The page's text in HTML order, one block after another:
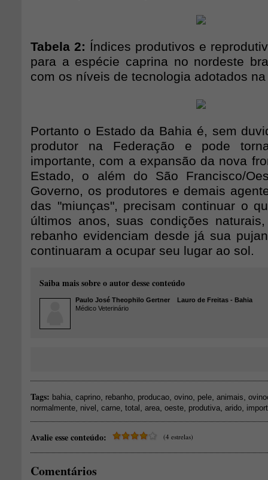
Tabela 2: Índices produtivos e
para a espécie caprina no nordeste
com os níveis de tecnologia adotados
Portanto o Estado da Bahia é, sem
produtor na Federação e pode
importante, com a expansão da nova
Estado, o além do São Francisco/
Governo, os produtores e demais
das "miunças", precisam continuar o
últimos anos, suas condições
rebanho evidenciam desde já sua
continuaram a ocupar seu lugar ao sol.
Saiba mais sobre o autor desse conteúdo
Paulo José Theophilo Gertner Lauro de Freitas - Bahia
Médico Veterinário
Tags: bahia caprino rebanho producao ovino pele animais
normalmente nivel carne total area oeste produtiva arido
Avalie esse conteúdo: (4 estrelas)
Comentários